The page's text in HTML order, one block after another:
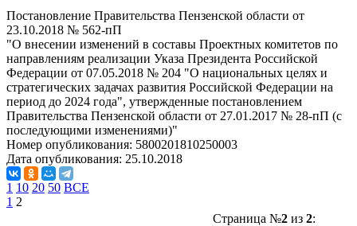
Постановление Правительства Пензенской области от
23.10.2018 № 562-пП
"О внесении изменений в составы Проектных комитетов по
направлениям реализации Указа Президента Российской
Федерации от 07.05.2018 № 204 "О национальных целях и
стратегических задачах развития Российской Федерации на
период до 2024 года", утвержденные постановлением
Правительства Пензенской области от 27.01.2017 № 28-пП (с
последующими изменениями)"
Номер опубликования: 5800201810250003
Дата опубликования: 25.10.2018
1 10 20 50 ВСЕ
1 2
Страница №2из 2: